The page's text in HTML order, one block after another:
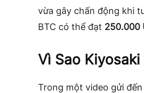
vừa gây chấn động khi
BTC có thể đạt 250.000
Vì Sao
Trong một video gửi đến